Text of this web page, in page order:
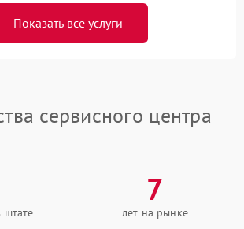
Показать все услуги
сервисного центра
штате
7
лет на рынке